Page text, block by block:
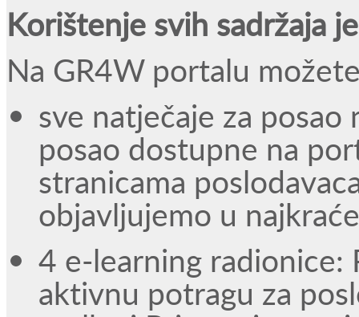
Korištenje svih sadržaja
Na GR4W portalu
sve natječaje za
posao dostupne na
stranicama
objavljujemo u
4 e-learning radionice:
aktivnu potragu za